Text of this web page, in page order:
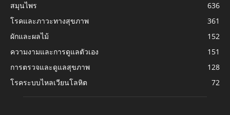
สมุนไพร
636
โรคและภาวะทางสุขภาพ
361
ผักและผลไม้
152
ความงามและการดูแลตัวเอง
151
การตรวจและดูแลสุขภาพ
128
โรคระบบไหลเวียนโลหิต
72